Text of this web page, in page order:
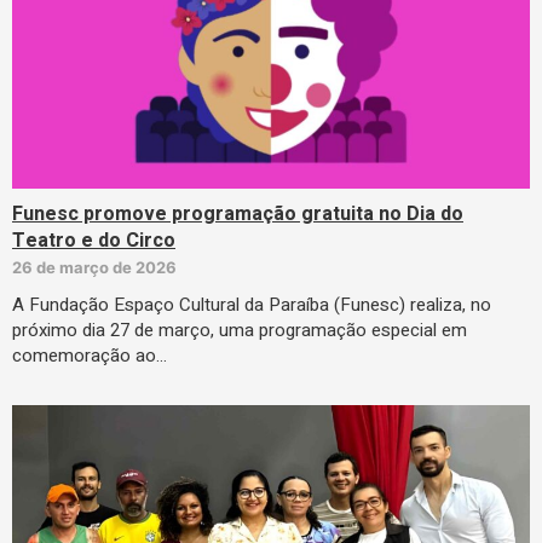
Funesc promove programação gratuita no Dia do
Teatro e do Circo
26 de março de 2026
A Fundação Espaço Cultural da Paraíba (Funesc) realiza, no
próximo dia 27 de março, uma programação especial em
comemoração ao…